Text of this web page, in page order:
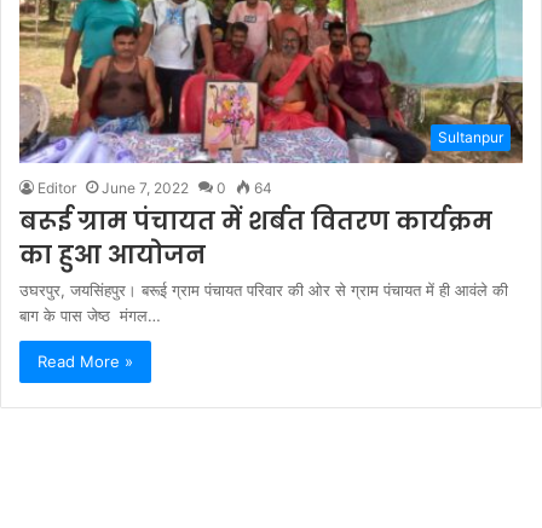
Sultanpur
Editor June 7, 2022 0 64
बरूई ग्राम पंचायत में शर्बत वितरण कार्यक्रम
का हुआ आयोजन
उघरपुर, जयसिंहपुर। बरूई ग्राम पंचायत परिवार की ओर से ग्राम पंचायत में ही आवंले की
बाग के पास जेष्ठ मंगल…
Read More »